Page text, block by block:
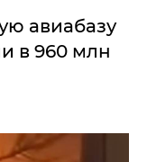
авиабазу
в 960 млн